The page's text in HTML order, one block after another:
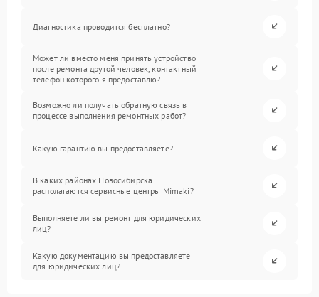
Диагностика проводится бесплатно?
Может ли вместо меня принять устройство
после ремонта другой человек, контактный
телефон которого я предоставлю?
Возможно ли получать обратную связь в
процессе выполнения ремонтных работ?
Какую гарантию вы предоставляете?
В каких районах Новосибирска
располагаются сервисные центры Mimaki?
Выполняете ли вы ремонт для юридических
лиц?
Какую документацию вы предоставляете
для юридических лиц?